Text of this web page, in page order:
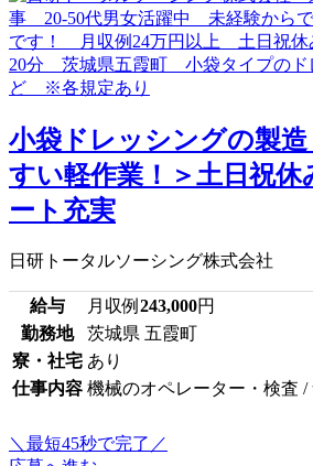
小袋ドレッシングの製
すい軽作業！＞土日祝
ート充実
日研トータルソーシング株式会社
給与 月収例 243,000円
勤務地
茨城県 五霞町
寮・社宅 あり
仕事内容 機械のオペレーター・検査 /
＼最短45秒で完了／